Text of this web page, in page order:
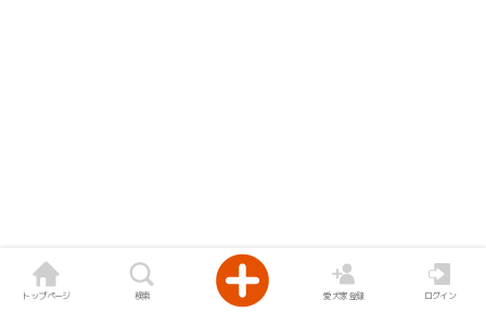
トップページ 検索 愛犬家登録 ログイン